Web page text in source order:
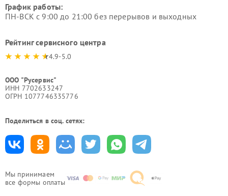
Мы принимаем
все формы оплаты
График работы:
ПН-ВСК с 9:00 до 21:00 без перерывов и выходных
Рейтинг сервисного центра
4.9-5.0
ООО "Русервис"
ИНН 7702633247
ОГРН 1077746335776
Поделиться в соц. сетях: